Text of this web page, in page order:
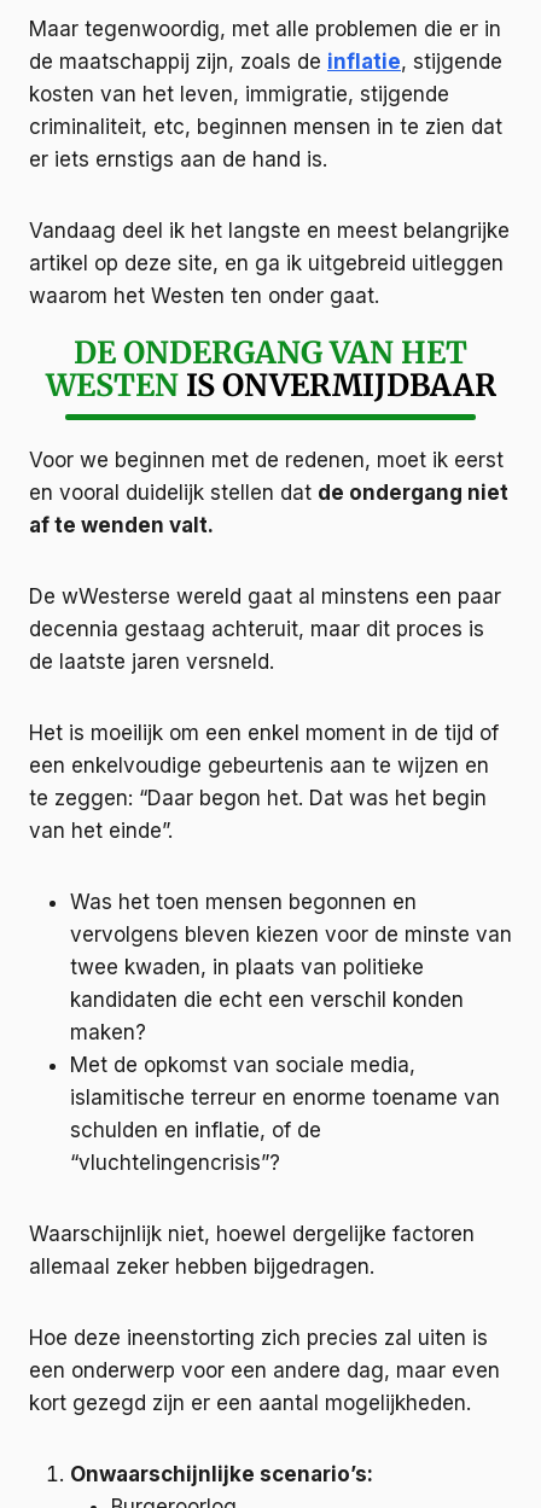
Maar tegenwoordig, met alle problemen die er in
de maatschappij zijn, zoals de inflatie, stijgende
kosten van het leven, immigratie, stijgende
criminaliteit, etc, beginnen mensen in te zien dat
er iets ernstigs aan de hand is.
Vandaag deel ik het langste en meest belangrijke
artikel op deze site, en ga ik uitgebreid uitleggen
waarom het Westen ten onder gaat.
DE ONDERGANG VAN HET
WESTEN IS ONVERMIJDBAAR
Voor we beginnen met de redenen, moet ik eerst
en vooral duidelijk stellen dat de ondergang niet
af te wenden valt.
De wWesterse wereld gaat al minstens een paar
decennia gestaag achteruit, maar dit proces is
de laatste jaren versneld.
Het is moeilijk om een enkel moment in de tijd of
een enkelvoudige gebeurtenis aan te wijzen en
te zeggen: “Daar begon het. Dat was het begin
van het einde”.
Was het toen mensen begonnen en
vervolgens bleven kiezen voor de minste van
twee kwaden, in plaats van politieke
kandidaten die echt een verschil konden
maken?
Met de opkomst van sociale media,
islamitische terreur en enorme toename van
schulden en inflatie, of de
“vluchtelingencrisis”?
Waarschijnlijk niet, hoewel dergelijke factoren
allemaal zeker hebben bijgedragen.
Hoe deze ineenstorting zich precies zal uiten is
een onderwerp voor een andere dag, maar even
kort gezegd zijn er een aantal mogelijkheden.
Onwaarschijnlijke scenario’s: